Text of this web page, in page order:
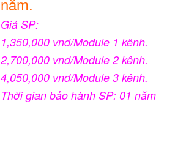
Giá SP:
1,350,000 vnd/Module 1 kênh.
2,700,000 vnd/Module 2 kênh.
4,050,000 vnd/Module 3 kênh.
Thời gian bảo hành SP: 01 năm